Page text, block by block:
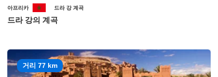
아프리카 드라 강 계곡
드라 강의 계곡
거리 77 km